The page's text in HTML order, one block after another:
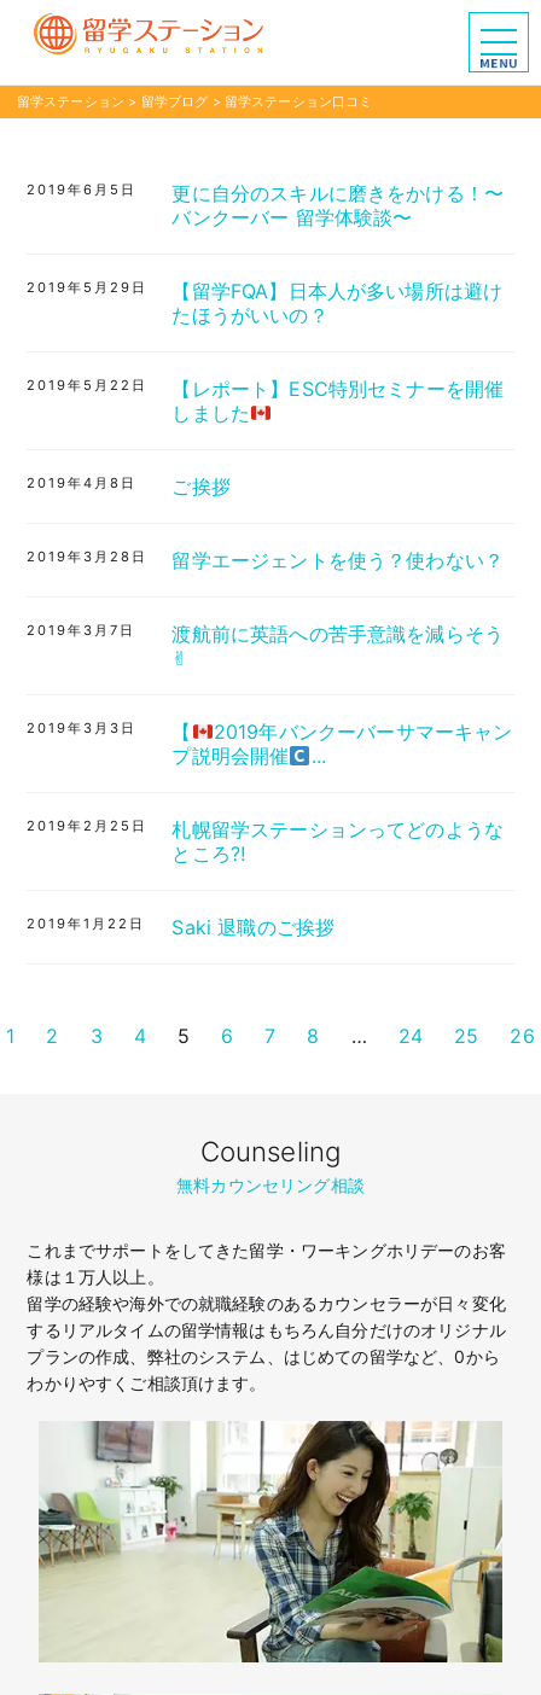
留学ステーション > 留学ブログ > 留学ステーション口コミ
2019年6月5日
更に自分のスキルに磨きをかける！〜
バンクーバー 留学体験談〜
2019年5月29日
【留学FQA】日本人が多い場所は避け
たほうがいいの？
2019年5月22日
【レポート】ESC特別セミナーを開催
しました
2019年4月8日 ご挨拶
2019年3月28日 留学エージェントを使う？使わない？
2019年3月7日
渡航前に英語への苦手意識を減らそう
✌︎
2019年3月3日 【
2019年バンクーバーサマーキャン
プ説明会開催
...
2019年2月25日
札幌留学ステーションってどのような
ところ⁈
2019年1月22日 Saki 退職のご挨拶
1 2 3 4 5 6 7 8 … 24 25 26
Counseling
無料カウンセリング相談
これまでサポートをしてきた留学・ワーキングホリデーのお客
様は１万人以上。
留学の経験や海外での就職経験のあるカウンセラーが日々変化
するリアルタイムの留学情報はもちろん自分だけのオリジナル
プランの作成、弊社のシステム、はじめての留学など、0から
わかりやすくご相談頂けます。